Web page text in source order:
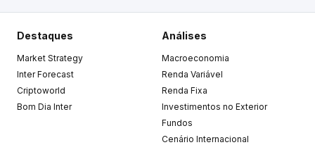
Destaques
Market Strategy
Inter Forecast
Criptoworld
Bom Dia Inter
Análises
Macroeconomia
Renda Variável
Renda Fixa
Investimentos no Exterior
Fundos
Cenário Internacional